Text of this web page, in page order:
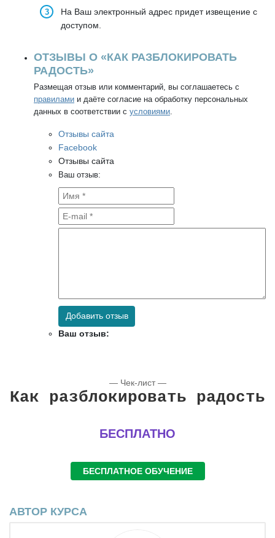
На Ваш электронный адрес придет извещение с
доступом.
ОТЗЫВЫ О «КАК РАЗБЛОКИРОВАТЬ
РАДОСТЬ»
Размещая отзыв или комментарий, вы соглашаетесь с
правилами и даёте согласие на обработку персональных
данных в соответствии с условиями.
Отзывы сайта
Facebook
Отзывы сайта
Ваш отзыв:
Добавить отзыв
Ваш отзыв:
— Чек-лист —
Как разблокировать радость
БЕСПЛАТНО
БЕСПЛАТНОЕ ОБУЧЕНИЕ
АВТОР КУРСА